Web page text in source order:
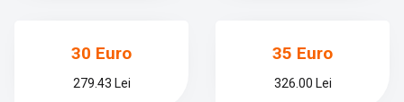
30 Euro
279.43 Lei
35 Euro
326.00 Lei